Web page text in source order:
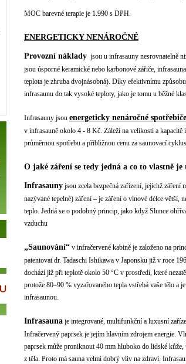
MOC barevné terapie je 1.990 s DPH.
ENERGETICKY NENÁROČNÉ
Provozní náklady jsou u infrasauny nesrovnatelně
jsou úsporné keramické nebo karbonové zářiče,
teplota je zhruba dvojnásobná). Díky efektivnímu
infrasaunu do tak vysoké teploty, jako je tomu u běžné
Infrasauny jsou energeticky nenáročné spotřebiče
v infrasauně okolo 4 - 8 Kč. Záleží na velikosti a
průměrnou spotřebu a přibližnou cenu za saunovací
O jaké záření se tedy jedná a co to vlastně
Infrasauny jsou zcela bezpečná zařízení, jejichž
nazývané tepelné) záření – je záření o vlnové délce
teplo. Jedná se o podobný princip, jako když Slunce
vzduchu
„Saunování“ v infračervené kabině je založeno na
patentovat dr. Tadaschi Ishikawa v Japonsku již v roce
dochází již při teplotě okolo 50 °C v prostředí, které
protože 80–90 % vyzařovaného tepla vstřebá vaše tělo a
infrasaunou.
Infrasauna je integrované, multifunkční a luxusní
Infračervený paprsek je jejím hlavním zdrojem energie.
paprsek může proniknout 40 mm hluboko do lidské
z těla. Proto má sauna velmi dobrý vliv na zdraví.